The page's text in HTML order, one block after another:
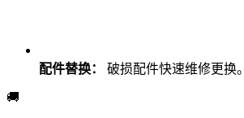
配件替换： 破损配件快速维修更换。
🚚